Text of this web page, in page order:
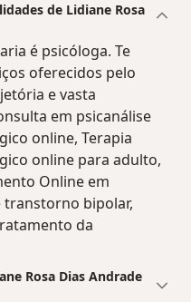
de Lidiane Rosa
é psicóloga. Te
oferecidos pelo
e vasta
em psicanálise
online, Terapia
online para adulto,
Online em
transtorno bipolar,
da
Rosa Dias Andrade